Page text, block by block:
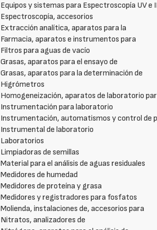
Equipos y sistemas para Espectroscopía UV e
Espectroscopía, accesorios
Extracción analítica, aparatos para la
Farmacia, aparatos e instrumentos para
Filtros para aguas de vacío
Grasas, aparatos para el ensayo de
Grasas, aparatos para la determinación de
Higrómetros
Homogeneización, aparatos de laboratorio
Instrumentación para laboratorio
Instrumentación, automatismos y control de
Instrumental de laboratorio
Laboratorios
Limpiadoras de semillas
Material para el análisis de aguas residuales
Medidores de humedad
Medidores de proteína y grasa
Medidores y registradores para fosfatos
Molienda, instalaciones de, accesorios para
Nitratos, analizadores de